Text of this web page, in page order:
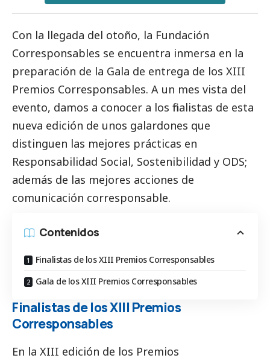
Con la llegada del otoño, la Fundación
Corresponsables se encuentra inmersa en la
preparación de la Gala de entrega de los XIII
Premios Corresponsables. A un mes vista del
evento, damos a conocer a los finalistas de esta
nueva edición de unos galardones que
distinguen las mejores prácticas en
Responsabilidad Social, Sostenibilidad y ODS;
además de las mejores acciones de
comunicación corresponsable.
Contenidos
Finalistas de los XIII Premios Corresponsables
Gala de los XIII Premios Corresponsables
Finalistas de los XIII Premios
Corresponsables
En la XIII edición de los Premios